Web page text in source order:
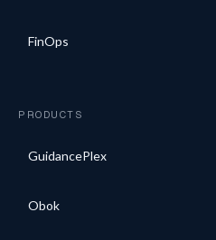
FinOps
PRODUCTS
GuidancePlex
Obok